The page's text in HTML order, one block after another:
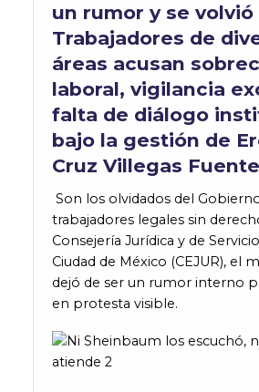
un rumor y se
Trabajadores de
áreas acusan
laboral, vigilancia
falta de diálogo
bajo la gestión de
Cruz Villegas
Son los olvidados del
trabajadores legales sin
Consejería Jurídica y de
Ciudad de México (CEJUR), el
dejó de ser un rumor interno
en protesta visible.